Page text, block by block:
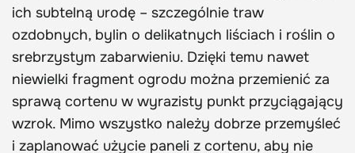
ich subtelną urodę – szczególnie traw
ozdobnych, bylin o delikatnych liściach i roślin o
srebrzystym zabarwieniu. Dzięki temu nawet
niewielki fragment ogrodu można przemienić za
sprawą cortenu w wyrazisty punkt przyciągający
wzrok. Mimo wszystko należy dobrze przemyśleć
i zaplanować użycie paneli z cortenu, aby nie